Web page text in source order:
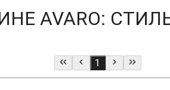
AVARO:
1